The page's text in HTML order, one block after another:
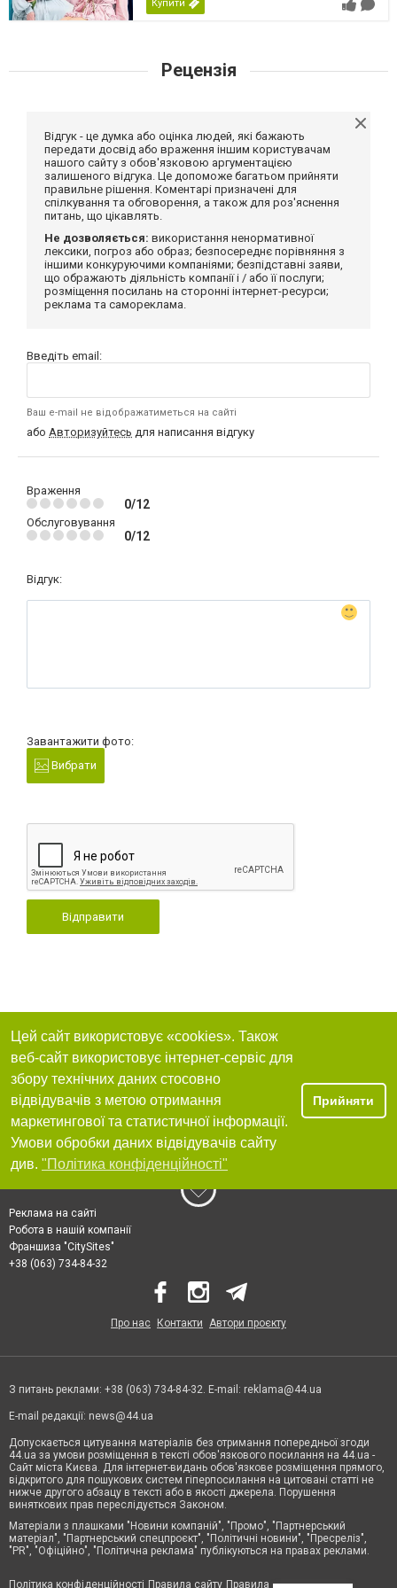
Купити
Рецензія
Відгук - це думка або оцінка людей, які бажають
передати досвід або враження іншим користувачам
нашого сайту з обов'язковою аргументацією
залишеного відгука. Це допоможе багатьом прийняти
правильне рішення. Коментарі призначені для
спілкування та обговорення, а також для роз'яснення
питань, що цікавлять.
Не дозволяється: використання ненормативної
лексики, погроз або образ; безпосереднє порівняння з
іншими конкуруючими компаніями; безпідставні заяви,
що ображають діяльність компанії і / або її послуги;
розміщення посилань на сторонні інтернет-ресурси;
реклама та самореклама.
Введіть email:
Ваш e-mail не відображатиметься на сайті
або Авторизуйтесь для написання відгуку
Враження
0/12
Обслуговування
0/12
Відгук:
Завантажити фото:
Вибрати
Відправити
Цей сайт використовує «cookies». Також
веб-сайт використовує інтернет-сервіс для
збору технічних даних стосовно
відвідувачів з метою отримання
маркетингової та статистичної інформації.
Умови обробки даних відвідувачів сайту
див. "Політика конфіденційності"
Прийняти
Реклама на сайті
Робота в нашій компанії
Франшиза "CitySites"
+38 (063) 734-84-32
Про нас Контакти Автори проєкту
З питань реклами: +38 (063) 734-84-32. E-mail: reklama@44.ua
E-mail редакції: news@44.ua
Допускається цитування матеріалів без отримання попередньої згоди
44.ua за умови розміщення в тексті обов'язкового посилання на 44.ua -
Сайт міста Києва. Для інтернет-видань обов'язкове розміщення прямого,
відкритого для пошукових систем гіперпосилання на цитовані статті не
нижче другого абзацу в тексті або в якості джерела. Порушення
виняткових прав переслідується Законом.
Матеріали з плашками "Новини компаній", "Промо", "Партнерський
матеріал", "Партнерський спецпроєкт", "Політичні новини", "Пресреліз",
"PR", "Офіційно", "Політична реклама" публікуються на правах реклами.
Політика конфіденційності Правила сайту Правила